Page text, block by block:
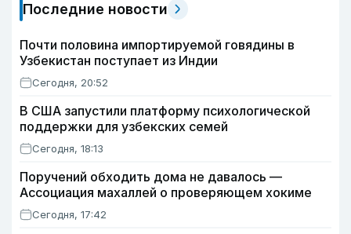
Последние новости
Почти половина импортируемой говядины в
Узбекистан поступает из Индии
Сегодня, 20:52
В США запустили платформу психологической
поддержки для узбекских семей
Сегодня, 18:13
Поручений обходить дома не давалось —
Ассоциация махаллей о проверяющем хокиме
Сегодня, 17:42